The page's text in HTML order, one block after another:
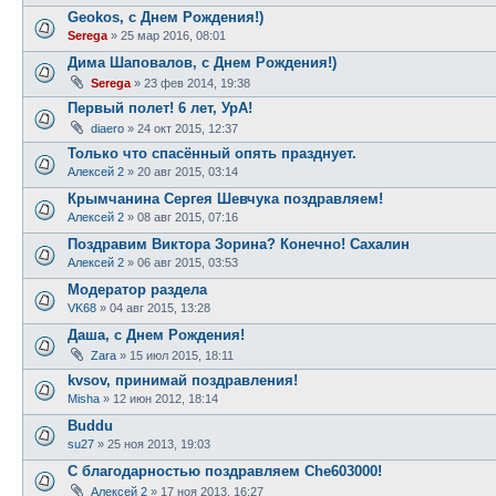
Geokos, с Днем Рождения!)
Serega » 25 мар 2016, 08:01
Дима Шаповалов, с Днем Рождения!)
Serega » 23 фев 2014, 19:38
Первый полет! 6 лет, УрА!
diaero » 24 окт 2015, 12:37
Только что спасённый опять празднует.
Алексей 2 » 20 авг 2015, 03:14
Крымчанина Сергея Шевчука поздравляем!
Алексей 2 » 08 авг 2015, 07:16
Поздравим Виктора Зорина? Конечно! Сахалин
Алексей 2 » 06 авг 2015, 03:53
Модератор раздела
VK68 » 04 авг 2015, 13:28
Даша, с Днем Рождения!
Zara » 15 июл 2015, 18:11
kvsov, принимай поздравления!
Misha » 12 июн 2012, 18:14
Buddu
su27 » 25 ноя 2013, 19:03
С благодарностью поздравляем Che603000!
Алексей 2 » 17 ноя 2013, 16:27